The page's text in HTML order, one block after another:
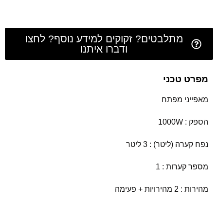
מתלבטים? זקוקים למידע נוסף? לחצו
ודברו איתנו
מפרט טכני
מאפייני מפתח
הספק : 1000W
נפח קערה (ליטר) : 3 ליטר
מספר קערות : 1
מהירות : 2 מהירויות + פעימה